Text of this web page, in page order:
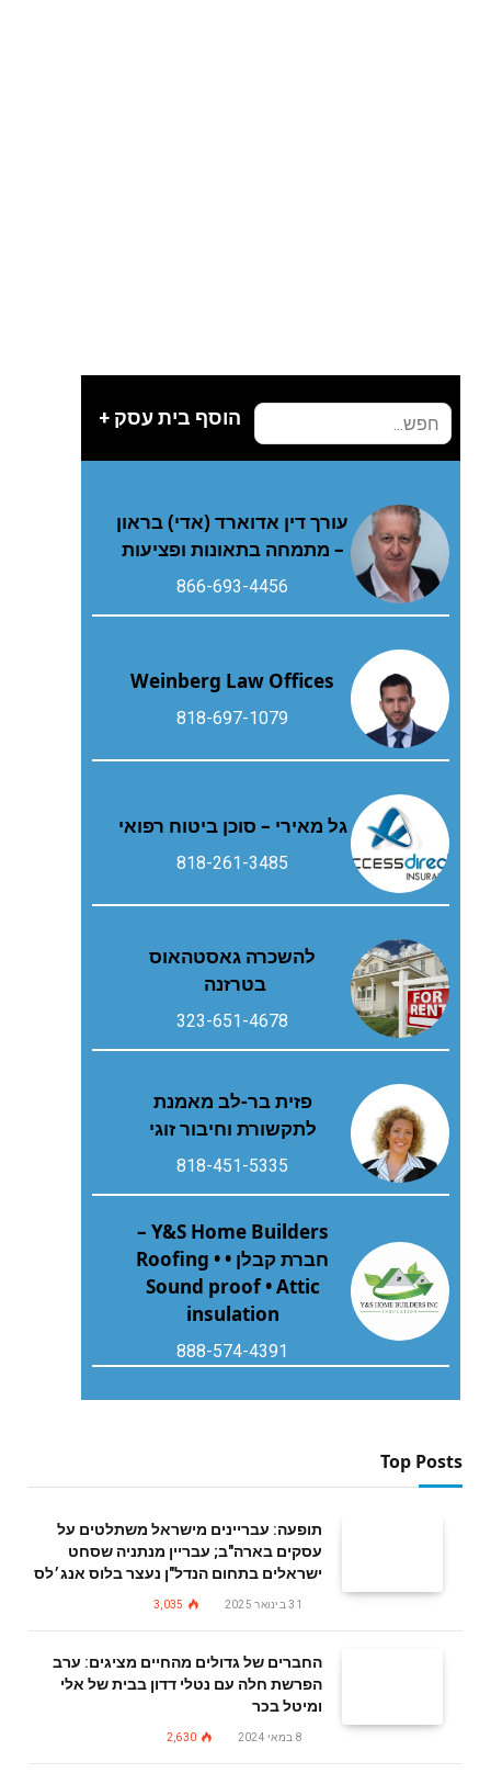
הוסף בית עסק +
עורך דין אדוארד (אדי) בראון
– מתמחה בתאונות ופציעות
866-693-4456
Weinberg Law Offices
818-697-1079
גל מאירי – סוכן ביטוח רפואי
818-261-3485
להשכרה גאסטהאוס
בטרזנה
323-651-4678
פזית בר-לב מאמנת
לתקשורת וחיבור זוגי
818-451-5335
Y&S Home Builders –
חברת קבלן • Roofing •
Sound proof • Attic
insulation
888-574-4391
Top Posts
תופעה: עבריינים מישראל משתלטים על
עסקים בארה"ב; עבריין מנתניה שסחט
ישראלים בתחום הנדל"ן נעצר בלוס אנג׳לס
31 בינואר 2025 3,035
החברים של גדולים מהחיים מציגים: ערב
הפרשת חלה עם נטלי דדון בבית של אלי
ומיטל בכר
8 במאי 2024 2,630